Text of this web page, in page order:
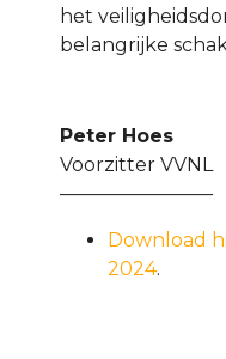
het
belangrijke
Peter Hoes
Voorzitter VVNL
————————
Download
2024.